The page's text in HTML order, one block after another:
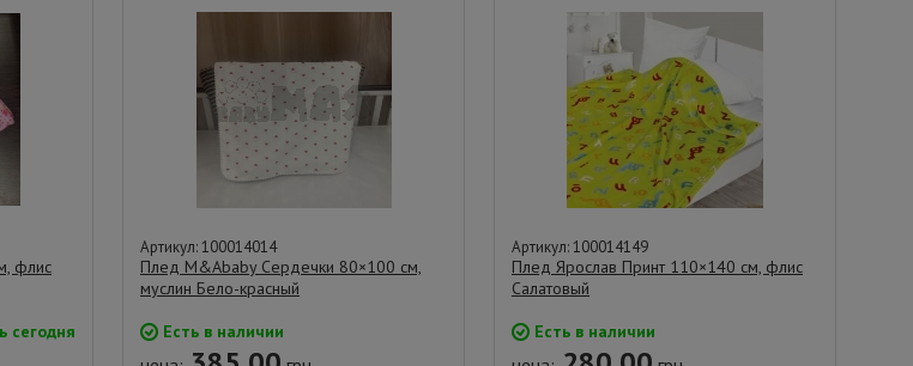
флис
сегодня
Артикул: 100014014
Плед M&Ababy Сердечки 80×100 см,
муслин Бело-красный
Есть в наличии
Артикул: 100014149
Плед Ярослав Принт 110×140 см, флис
Салатовый
Есть в наличии